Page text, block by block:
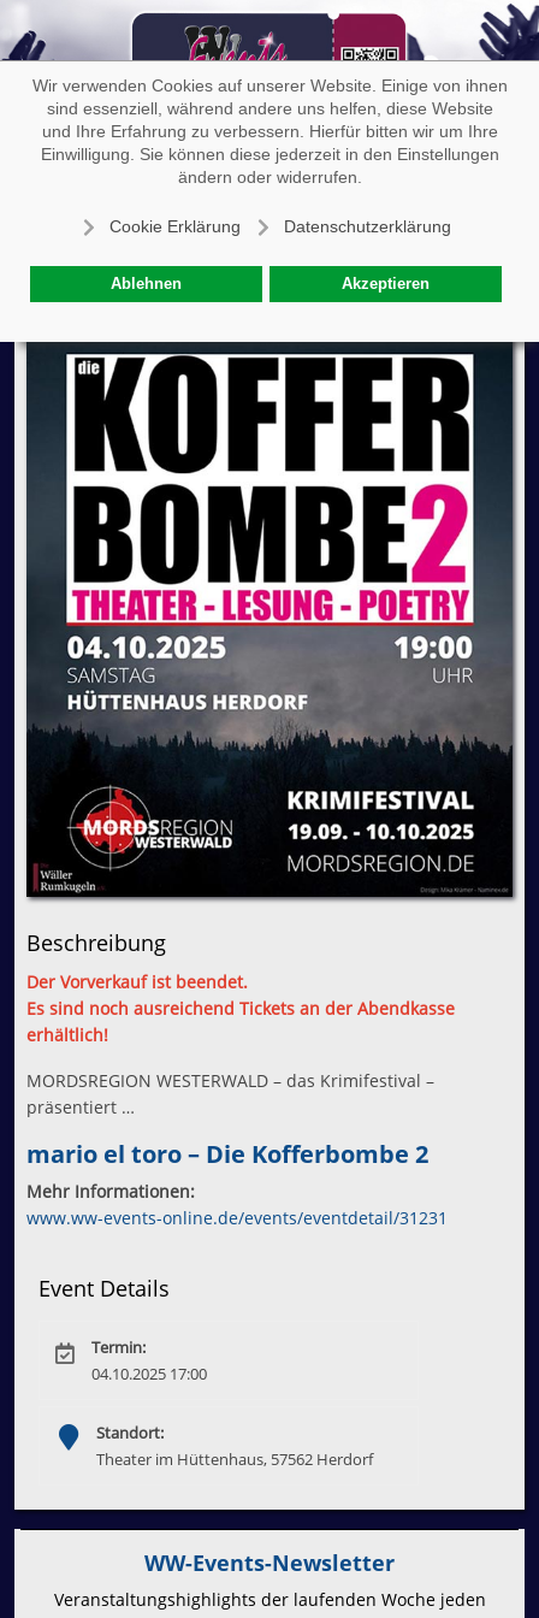
Wir verwenden Cookies auf unserer Website. Einige von ihnen
sind essenziell, während andere uns helfen, diese Website
und Ihre Erfahrung zu verbessern. Hierfür bitten wir um Ihre
Einwilligung. Sie können diese jederzeit in den Einstellungen
ändern oder widerrufen.
Cookie Erklärung Datenschutzerklärung
Ablehnen Akzeptieren
Off-
mario el toro – Die Kofferbombe 2
Beschreibung
Der Vorverkauf ist beendet.
Es sind noch ausreichend Tickets an der Abendkasse
erhältlich!
MORDSREGION WESTERWALD – das Krimifestival –
präsentiert …
mario el toro – Die Kofferbombe 2
Mehr Informationen:
www.ww-events-online.de/events/eventdetail/31231
Event Details
Termin:
04.10.2025 17:00
Standort:
Theater im Hüttenhaus, 57562 Herdorf
WW-Events-Newsletter
Veranstaltungshighlights der laufenden Woche jeden